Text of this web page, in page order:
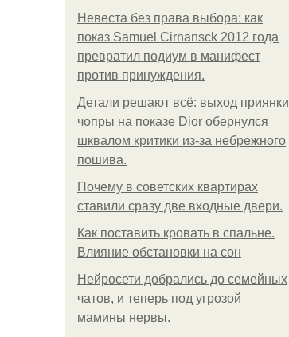
Невеста без права выбора: как
показ Samuel Cirnansck 2012 года
превратил подиум в манифест
против принуждения.
Детали решают всё: выход приянки
чопры на показе Dior обернулся
шквалом критики из-за небрежного
пошива.
Почему в советских квартирах
ставили сразу две входные двери.
Как поставить кровать в спальне.
Влияние обстановки на сон
Нейросети добрались до семейных
чатов, и теперь под угрозой
мамины нервы.